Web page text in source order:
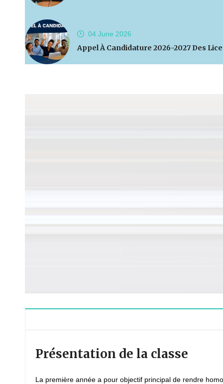
04 June 2026
Appel À Candidature 2026-2027 Des
Présentation de la classe
La première année a pour objectif principal de rendre